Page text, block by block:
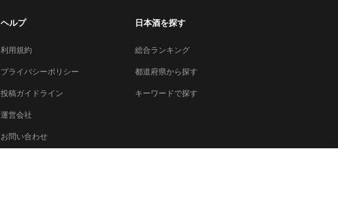
ヘルプ
利用規約
プライバシーポリシー
投稿ガイドライン
運営会社
お問い合わせ
日本酒を探す
総合ランキング
都道府県から探す
キーワードで探す